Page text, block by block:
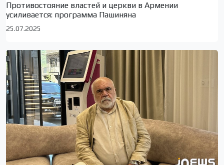
Противостояние властей и церкви в Армении
усиливается: программа Пашиняна
25.07.2025